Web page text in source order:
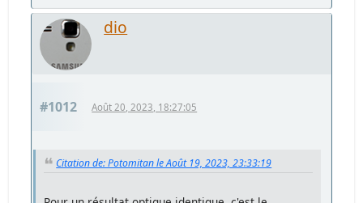
dio
#1012 Août 20, 2023, 18:27:05
Citation de: Potomitan le Août 19, 2023, 23:33:19